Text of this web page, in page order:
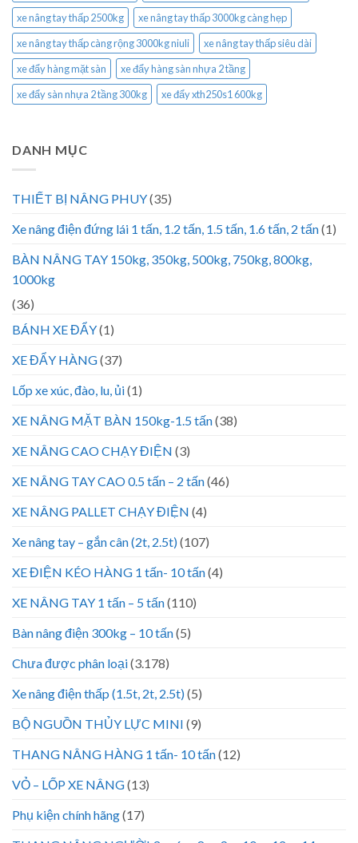
xe nâng tay thấp 2500kg
xe nâng tay thấp 3000kg càng hẹp
xe nâng tay thấp càng rộng 3000kg niuli
xe nâng tay thấp siêu dài
xe đẩy hàng mặt sàn
xe đẩy hàng sàn nhựa 2 tầng
xe đẩy sàn nhựa 2 tầng 300kg
xe đẩy xth250s1 600kg
DANH MỤC
THIẾT BỊ NÂNG PHUY(35)
Xe nâng điện đứng lái 1 tấn, 1.2 tấn, 1.5 tấn, 1.6 tấn, 2 tấn(1)
BÀN NÂNG TAY 150kg, 350kg, 500kg, 750kg, 800kg,
1000kg
(36)
BÁNH XE ĐẨY(1)
XE ĐẨY HÀNG(37)
Lốp xe xúc, đào, lu, ủi(1)
XE NÂNG MẶT BÀN 150kg-1.5 tấn(38)
XE NÂNG CAO CHẠY ĐIỆN (3)
XE NÂNG TAY CAO 0.5 tấn – 2 tấn(46)
XE NÂNG PALLET CHẠY ĐIỆN (4)
Xe nâng tay – gắn cân (2t, 2.5t)(107)
XE ĐIỆN KÉO HÀNG 1 tấn- 10 tấn(4)
XE NÂNG TAY 1 tấn – 5 tấn(110)
Bàn nâng điện 300kg – 10 tấn(5)
Chưa được phân loại(3.178)
Xe nâng điện thấp (1.5t, 2t, 2.5t)(5)
BỘ NGUỒN THỦY LỰC MINI (9)
THANG NÂNG HÀNG 1 tấn- 10 tấn(12)
VỎ – LỐP XE NÂNG(13)
Phụ kiện chính hãng(17)